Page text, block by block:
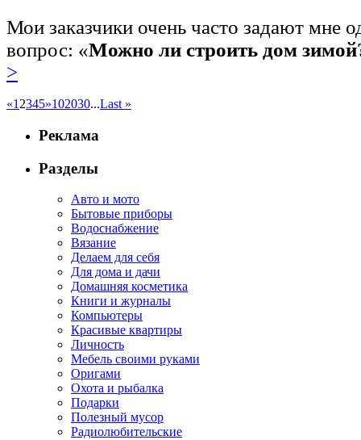
Мои заказчики очень часто задают мне
вопрос: «Можно ли строить дом
>
«1 2345»102030...Last »
Реклама
Разделы
Авто и мото
Бытовые приборы
Водоснабжение
Вязание
Делаем для себя
Для дома и дачи
Домашняя косметика
Книги и журналы
Компьютеры
Красивые квартиры
Личность
Мебель своими руками
Оригами
Охота и рыбалка
Подарки
Полезный мусор
Радиолюбительские